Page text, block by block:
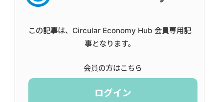
この記事は、Circular Economy Hub 会員専用記
事となります。
会員の方はこちら
ログイン